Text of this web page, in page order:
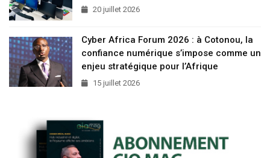
20 juillet 2026
Cyber Africa Forum 2026 : à Cotonou, la
confiance numérique s’impose comme un
enjeu stratégique pour l’Afrique
15 juillet 2026